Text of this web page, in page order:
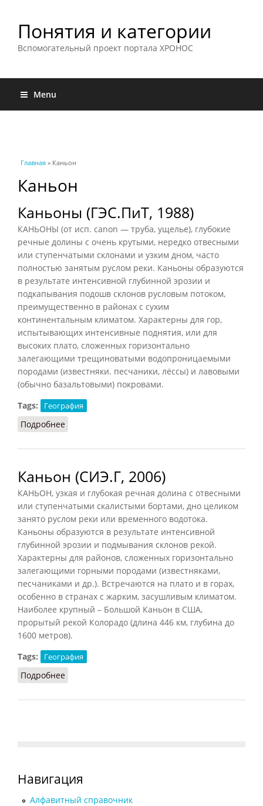
Понятия и категории
Вспомогательный проект портала ХРОНОС
Menu
Вы здесь
Главная » Каньон
Каньон
Каньоны (ГЭС.ПиТ, 1988)
КАНЬОНЫ (от исп. canon — труба, ущелье), глубокие
речные долины с очень крутыми, нередко отвесными
или ступенчатыми склонами и узким дном, часто
полностью занятым руслом реки. Каньоны образуются
в результате интенсивной глубинной эрозии и
подкапывания подошв склонов русловым потоком,
преимущественно в районах с сухим
континентальным климатом. Характерны для гор,
испытывающих интенсивные поднятия, или для
высоких плато, сложенных горизонтально
залегающими трещиноватыми водопроницаемыми
породами (известняки. песчаники, лёссы) и лавовыми
(обычно базальтовыми) покровами.
Tags:
География
Подробнее
Каньон (СИЭ.Г, 2006)
КАНЬОН, узкая и глубокая речная долина с отвесными
или ступенчатыми скалистыми бортами, дно целиком
занято руслом реки или временного водотока.
Каньоны образуются в результате интенсивной
глубинной эрозии и подмывания склонов рекой.
Характерны для районов, сложенных горизонтально
залегающими горными породами (известняками,
песчаниками и др.). Встречаются на плато и в горах,
особенно в странах с жарким, засушливым климатом.
Наиболее крупный – Большой Каньон в США,
прорытый рекой Колорадо (длина 446 км, глубина до
1600 метров).
Tags:
География
Подробнее
Навигация
Алфавитный справочник